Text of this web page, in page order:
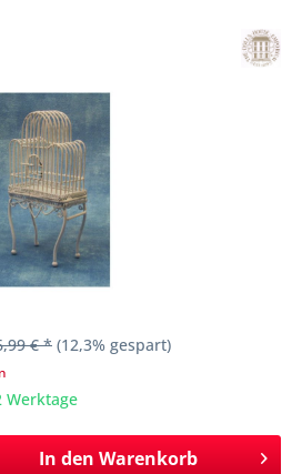
€ * (12,3% gespart)
Werktage
In den Warenkorb